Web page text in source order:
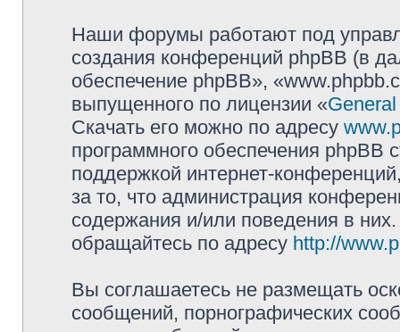
Наши форумы работают под
создания конференций phpBB (в
обеспечение phpBB»,
выпущенного по лицензии «
Скачать его можно по адресу
программного обеспечения phpBB
поддержкой интернет-
за то, что администрация
содержания и/или поведения в
обращайтесь по адресу http://
Вы соглашаетесь не размещать
сообщений, порнографических